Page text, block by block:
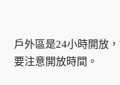
戶外區是24小時開放，
要注意開放時間。